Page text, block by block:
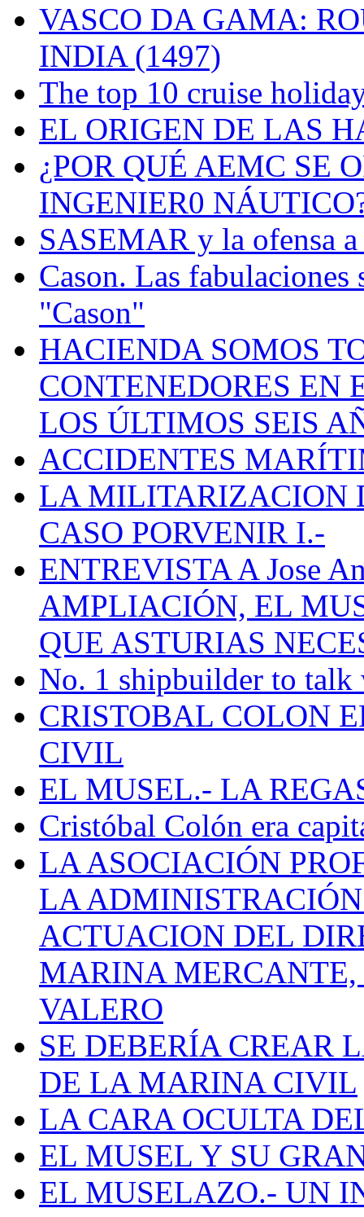
VASCO DA GAMA:
INDIA (1497)
The top 10 cruise
EL ORIGEN DE LAS
¿POR QUÉ AEMC SE
INGENIER0
SASEMAR y la ofensa a
Cason. Las fabulaciones
"Cason"
HACIENDA SOMOS
CONTENEDORES EN
LOS ÚLTIMOS SEIS
ACCIDENTES
LA MILITARIZACION
CASO PORVENIR I.-
ENTREVISTA A Jose
AMPLIACIÓN, EL
QUE ASTURIAS
No. 1 shipbuilder to talk
CRISTOBAL COLON
CIVIL
EL MUSEL.- LA
Cristóbal Colón era
LA ASOCIACIÓN
LA
ACTUACION DEL
MARINA
VALERO
SE DEBERÍA CREAR
DE LA MARINA CIVIL
LA CARA OCULTA
EL MUSEL Y SU
EL MUSELAZO.- UN